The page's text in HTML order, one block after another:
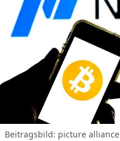
Beitragsbild: picture alliance